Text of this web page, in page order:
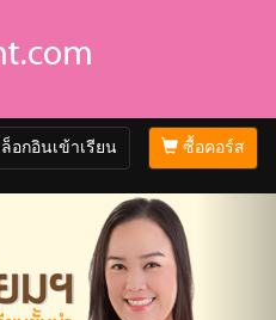
ซื้อคอร์ส
ล็อกอินเข้าเรียน